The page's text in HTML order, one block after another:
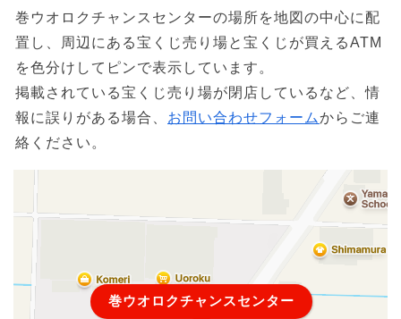
巻ウオロクチャンスセンターの場所を地図の中心に配
置し、周辺にある宝くじ売り場と宝くじが買えるATM
を色分けしてピンで表示しています。
掲載されている宝くじ売り場が閉店しているなど、情
報に誤りがある場合、 お問い合わせフォームからご連
絡ください。
巻ウオロクチャンスセンター